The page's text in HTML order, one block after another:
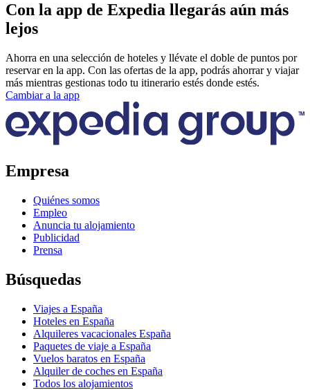
Con la app de Expedia llegarás aún más
lejos
Ahorra en una selección de hoteles y llévate el doble de puntos por
reservar en la app. Con las ofertas de la app, podrás ahorrar y viajar
más mientras gestionas todo tu itinerario estés donde estés.
Cambiar a la app
Empresa
Quiénes somos
Empleo
Anuncia tu alojamiento
Publicidad
Prensa
Búsquedas
Viajes a España
Hoteles en España
Alquileres vacacionales España
Paquetes de viaje a España
Vuelos baratos en España
Alquiler de coches en España
Todos los alojamientos